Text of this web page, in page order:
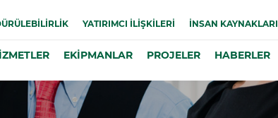
YATIRIMCI İLIŞKILERI İNSAN KAYNAKLARI
EKİPMANLAR PROJELER HABERLER